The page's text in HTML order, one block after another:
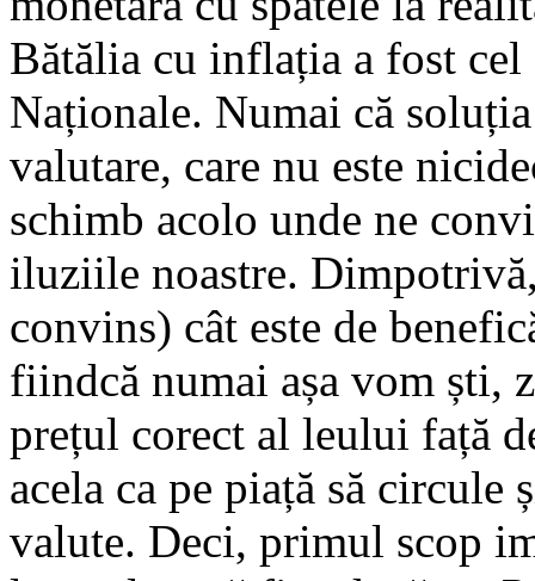
Bătălia cu inflația a fost
Naționale. Numai că
valutare, care nu este
schimb acolo unde ne
iluziile noastre.
convins) cât este de
fiindcă numai așa vom ști,
prețul corect al leului față
acela ca pe piață să
valute. Deci, primul scop